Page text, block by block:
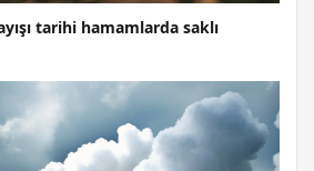
tarihi hamamlarda saklı